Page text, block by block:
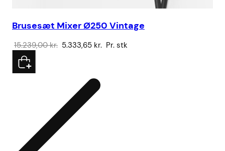
Brusesæt Mixer Ø250 Vintage
15.239,00kr. Den
15.239,00 kr..
5.333,65 kr. Den
Pr. stk